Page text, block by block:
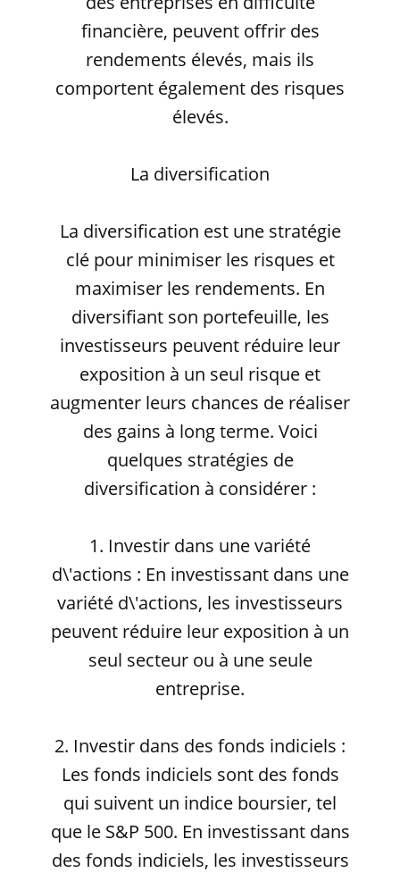
financière, peuvent offrir des
rendements élevés, mais ils
comportent également des risques
élevés.
La diversification
La diversification est une stratégie
clé pour minimiser les risques et
maximiser les rendements. En
diversifiant son portefeuille, les
investisseurs peuvent réduire leur
exposition à un seul risque et
augmenter leurs chances de réaliser
des gains à long terme. Voici
quelques stratégies de
diversification à considérer :
1. Investir dans une variété
d\'actions : En investissant dans une
variété d\'actions, les investisseurs
peuvent réduire leur exposition à un
seul secteur ou à une seule
entreprise.
2. Investir dans des fonds indiciels :
Les fonds indiciels sont des fonds
qui suivent un indice boursier, tel
que le S&P 500. En investissant dans
des fonds indiciels, les investisseurs